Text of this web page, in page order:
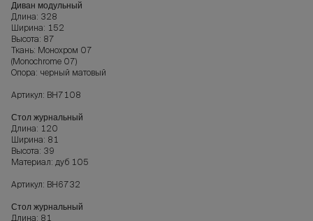
Диван модульный
Длина: 328
Ширина: 152
Высота: 87
Ткань: Монохром 07
(Monochrome 07)
Опора: черный матовый
Артикул: ВН7108
Стол журнальный
Длина: 120
Ширина: 81
Высота: 39
Материал: дуб 105
Артикул: ВН6732
Стол журнальный
Длина: 81